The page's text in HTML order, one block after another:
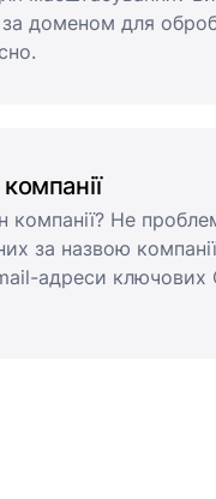
доменом для
Не
за назвою
адреси ключових